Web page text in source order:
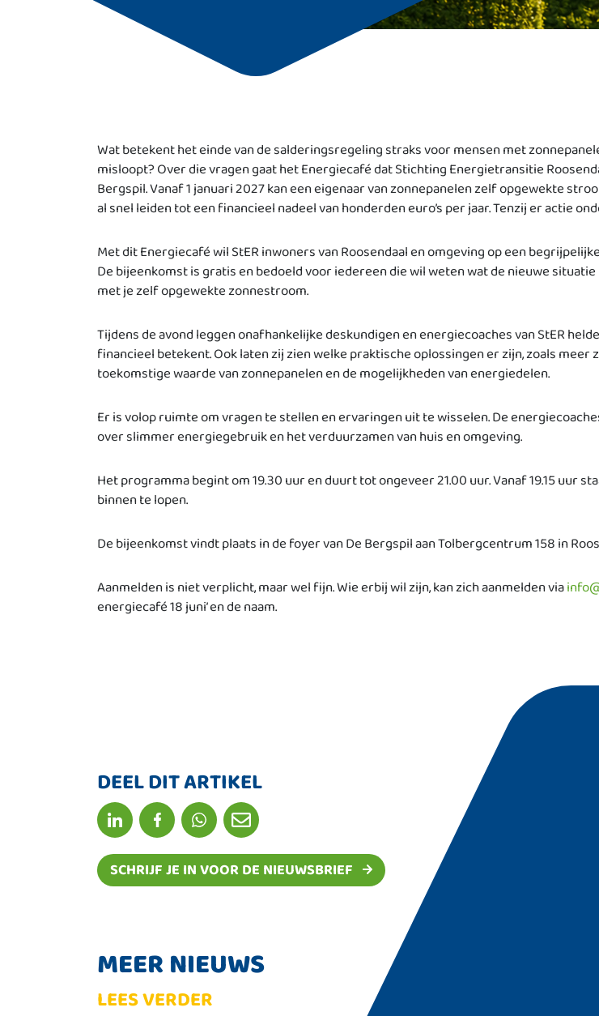
Wat betekent het einde van de salderingsregeling straks voor mensen met
misloopt? Over die vragen gaat het Energiecafé dat Stichting Energietransitie
Bergspil. Vanaf 1 januari 2027 kan een eigenaar van zonnepanelen zelf opgewekte
al snel leiden tot een financieel nadeel van honderden euro’s per jaar. Tenzij er actie
Met dit Energiecafé wil StER inwoners van Roosendaal en omgeving op een
De bijeenkomst is gratis en bedoeld voor iedereen die wil weten wat de nieuwe
met je zelf opgewekte zonnestroom.
Tijdens de avond leggen onafhankelijke deskundigen en energiecoaches van StER
financieel betekent. Ook laten zij zien welke praktische oplossingen er zijn, zoals
toekomstige waarde van zonnepanelen en de mogelijkheden van energiedelen.
Er is volop ruimte om vragen te stellen en ervaringen uit te wisselen. De
over slimmer energiegebruik en het verduurzamen van huis en omgeving.
Het programma begint om 19.30 uur en duurt tot ongeveer 21.00 uur. Vanaf 19.15 uur
binnen te lopen.
De bijeenkomst vindt plaats in de foyer van De Bergspil aan Tolbergcentrum 158 in
Aanmelden is niet verplicht, maar wel fijn. Wie erbij wil zijn, kan zich aanmelden via
energiecafé 18 juni’ en de naam.
DEEL DIT ARTIKEL
SCHRIJF JE IN VOOR DE NIEUWSBRIEF
MEER NIEUWS
LEES VERDER